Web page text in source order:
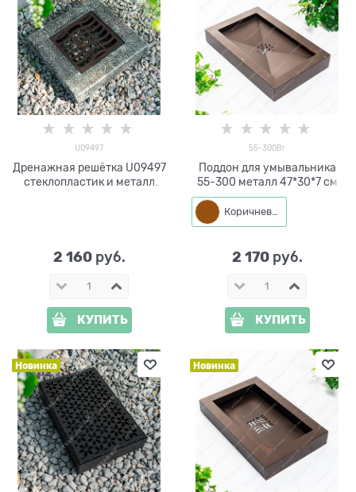
U09497
Дренажная решётка U09497
стеклопластик и металл
2 160 руб.
КУПИТЬ
55-300Br
Поддон для умывальника
55-300 металл 47*30*7 см
Коричневый
2 170 руб.
КУПИТЬ
Новинка Новинка